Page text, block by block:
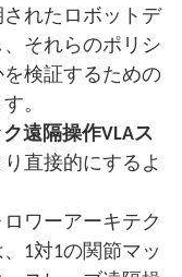
れたロボットデ
それらのポリシ
検証するための
。
遠隔操作VLAス
直接的にするよ
ワーアーキテク
1対1の関節マッ